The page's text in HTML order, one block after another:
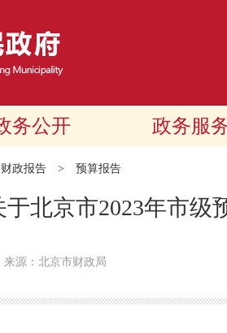
务公开 政务服
财政报告 > 预算报告
于北京市2023年市级
来源：北京市财政局